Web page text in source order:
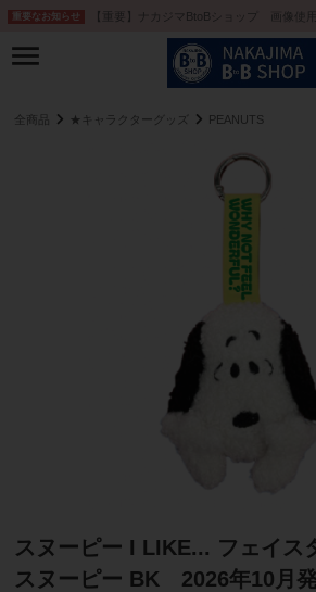
重要なお知らせ 【重要】ナカジマBtoBショップ 画像使
全商品 ★キャラクターグッズ PEANUTS
スヌーピー I LIKE... フェイス
スヌーピー BK 2026年10月